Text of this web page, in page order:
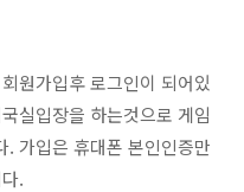
원가입후 로그인이 되어있
실입장을 하는것으로 게임
. 가입은 휴대폰 본인인증만
.